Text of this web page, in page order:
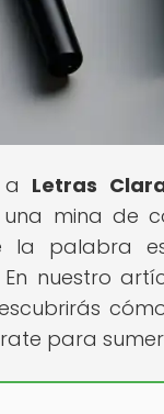
a Letras
mina de
la palabra
nuestro
para